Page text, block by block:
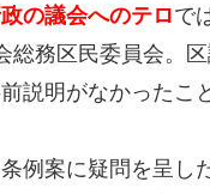
の議会へのテロで
務区民委員会。
説明がなかったこ
案に疑問を呈し